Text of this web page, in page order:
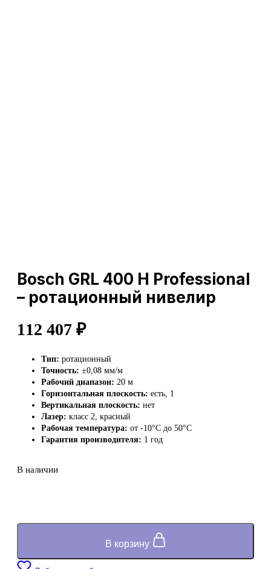
Bosch GRL 400 H Professional
– ротационный нивелир
112 407 ₽
Тип: ротационный
Точность: ±0,08 мм/м
Рабочий диапазон: 20 м
Горизонтальная плоскость: есть, 1
Вертикальная плоскость: нет
Лазер: класс 2, красный
Рабочая температура: от -10°C до 50°C
Гарантия производителя: 1 год
В наличии
В корзину